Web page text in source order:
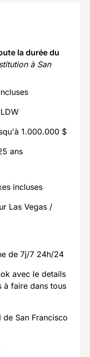
la durée du
à San
1.000.000 $
ans
incluses
Las Vegas /
de 7j/7 24h/24
avec le details
à faire dans tous
San Francisco